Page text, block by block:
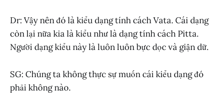
Dr: Vậy nên đó là kiểu dạng tính cách Vata. Cái dạng
còn lại nữa kia là kiểu như là dạng tính cách Pitta.
Người dạng kiểu này là luôn luôn bực dọc và giận dữ.
SG: Chúng ta không thực sự muốn cái kiểu dạng đó
phải không nào.